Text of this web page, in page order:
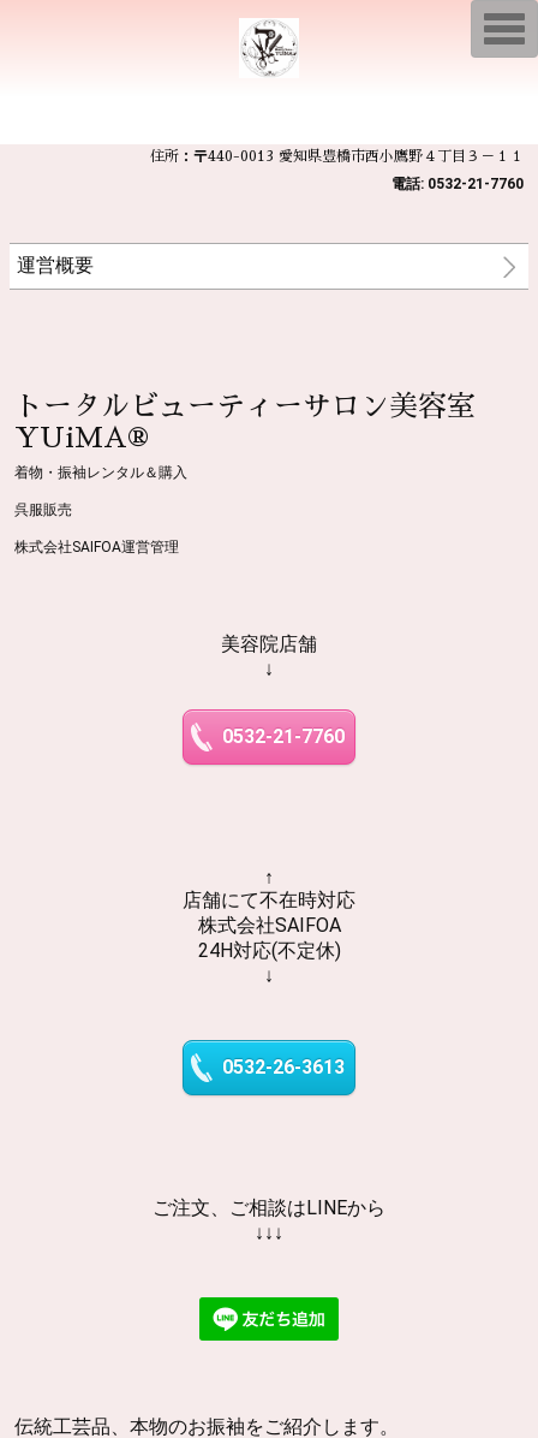
住所：〒440-0013 愛知県豊橋市西小鷹野４丁目３－１１
電話: 0532-21-7760
運営概要
トータルビューティーサロン美容室
YUiMA®︎
着物・振袖レンタル＆購入
呉服販売
株式会社SAIFOA運営管理
美容院店舗
↓
0532-21-7760
↑
店舗にて不在時対応
株式会社SAIFOA
24H対応(不定休)
↓
0532-26-3613
ご注文、ご相談はLINEから
↓↓↓
伝統工芸品、本物のお振袖をご紹介します。
T
o
g
v
i
i
o
n